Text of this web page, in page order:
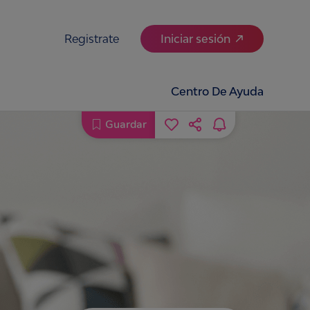
Registrate Iniciar sesión
Centro De Ayuda
Guardar